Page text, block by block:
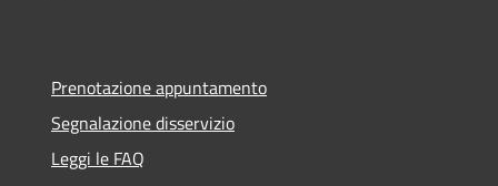
Prenotazione appuntamento
Segnalazione disservizio
Leggi le FAQ